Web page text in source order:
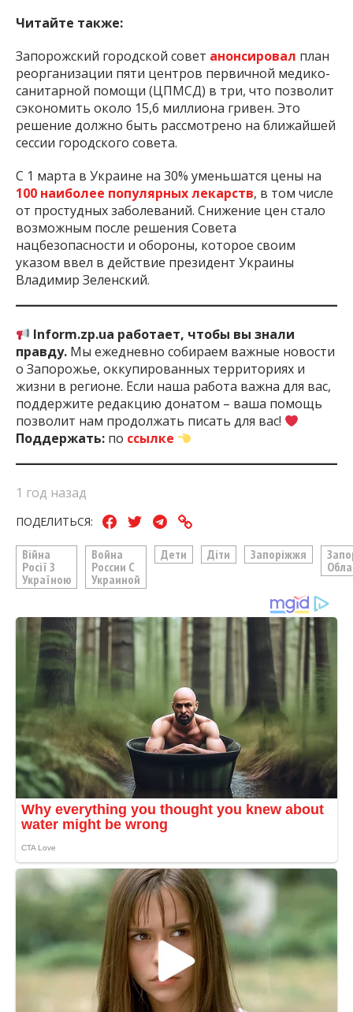
Читайте также:
Запорожский городской совет анонсировал план
реорганизации пяти центров первичной медико-
санитарной помощи (ЦПМСД) в три, что позволит
сэкономить около 15,6 миллиона гривен. Это
решение должно быть рассмотрено на ближайшей
сессии городского совета.
С 1 марта в Украине на 30% уменьшатся цены на
100 наиболее популярных лекарств, в том числе
от простудных заболеваний. Снижение цен стало
возможным после решения Совета
нацбезопасности и обороны, которое своим
указом ввел в действие президент Украины
Владимир Зеленский.
Inform.zp.ua работает, чтобы вы знали
правду. Мы ежедневно собираем важные новости
о Запорожье, оккупированных территориях и
жизни в регионе. Если наша работа важна для вас,
поддержите редакцию донатом – ваша помощь
позволит нам продолжать писать для вас!
Поддержать: по ссылке
1 год назад
ПОДЕЛИТЬСЯ:
Війна
Росії З
Україною
Война
России С
Украиной
Дети Діти Запоріжжя